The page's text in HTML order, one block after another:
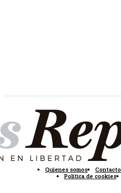
Quienes somos Contacto
Política de cookies